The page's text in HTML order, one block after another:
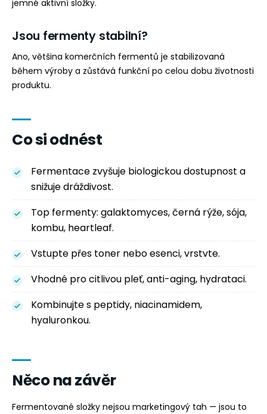
jemné aktivní složky.
Jsou fermenty stabilní?
Ano, většina komerčních fermentů je stabilizovaná
během výroby a zůstává funkční po celou dobu životnosti
produktu.
Co si odnést
Fermentace zvyšuje biologickou dostupnost a
snižuje dráždivost.
Top fermenty: galaktomyces, černá rýže, sója,
kombu, heartleaf.
Vstupte přes toner nebo esenci, vrstvte.
Vhodné pro citlivou pleť, anti-aging, hydrataci.
Kombinujte s peptidy, niacinamidem,
hyaluronkou.
Něco na závěr
Fermentované složky nejsou marketingový tah — jsou to